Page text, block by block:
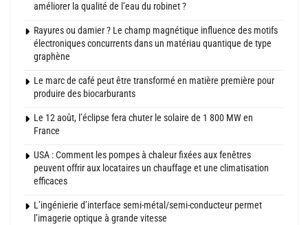
améliorer la qualité de l’eau du robinet ?
Rayures ou damier ? Le champ magnétique influence des motifs
électroniques concurrents dans un matériau quantique de type
graphène
Le marc de café peut être transformé en matière première pour
produire des biocarburants
Le 12 août, l’éclipse fera chuter le solaire de 1 800 MW en
France
USA : Comment les pompes à chaleur fixées aux fenêtres
peuvent offrir aux locataires un chauffage et une climatisation
efficaces
L’ingénierie d’interface semi-métal/semi-conducteur permet
l’imagerie optique à grande vitesse